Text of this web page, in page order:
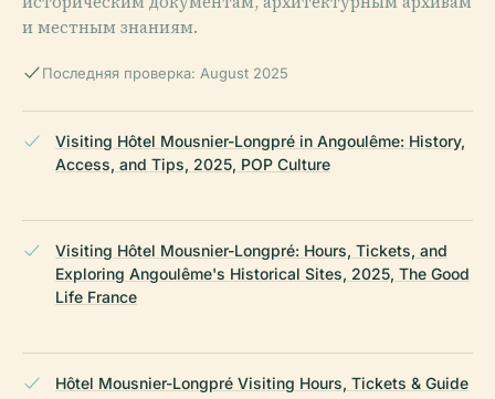
и местным знаниям.
Последняя проверка: August 2025
Visiting Hôtel Mousnier-Longpré in Angoulême: History,
Access, and Tips, 2025, POP Culture
Visiting Hôtel Mousnier-Longpré: Hours, Tickets, and
Exploring Angoulême's Historical Sites, 2025, The Good
Life France
Hôtel Mousnier-Longpré Visiting Hours, Tickets & Guide